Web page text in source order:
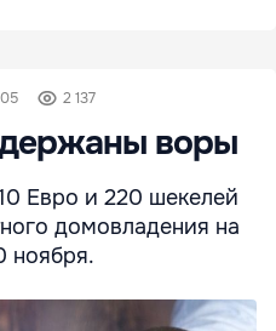
2 137
воры
Евро и 220 шекелей
домовладения на
ноября.